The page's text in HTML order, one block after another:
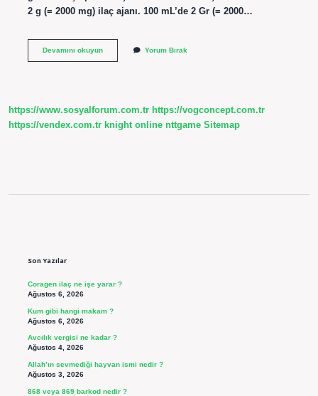
2 g (= 2000 mg) ilaç ajanı. 100 mL’de 2 Gr (= 2000…
Devamını okuyunDoktor
Yorum Bırak
https://www.sosyalforum.com.tr https://vogconcept.com.tr
https://vendex.com.tr knight online nttgame Sitemap
Son Yazılar
Coragen ilaç ne işe yarar ?
Ağustos 6, 2026
Kum gibi hangi makam ?
Ağustos 6, 2026
Avcılık vergisi ne kadar ?
Ağustos 4, 2026
Allah’ın sevmediği hayvan ismi nedir ?
Ağustos 3, 2026
868 veya 869 barkod nedir ?